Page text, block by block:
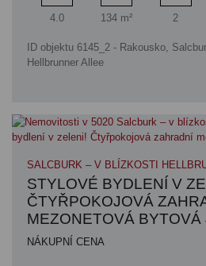
Pokoj
4.0
Obytný prostor
134 m²
2
ID objektu 6145_2 - Rakousko,
Hellbrunner Allee
SALCBURK – V BLÍZKOSTI
STYLOVÉ BYDLENÍ V
ČTYŘPOKOJOVÁ
MEZONETOVÁ BYTOVÁ
NÁKUPNÍ CENA